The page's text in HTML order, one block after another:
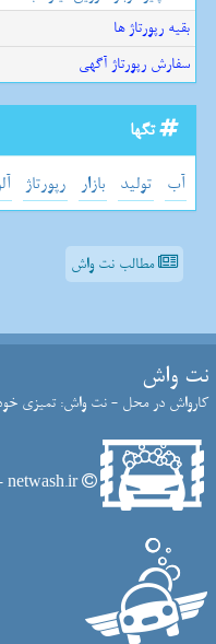
بقیه رپورتاژ ها
سفارش رپورتاژ آگهی
تگها
آب تولید بازار رپورتاژ
مطالب نت واش
نت واش
کارواش در محل - نت واش: تمیزی
netwash.ir - تمام حقوق سایت نت واش محفوظ است